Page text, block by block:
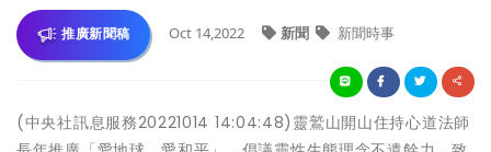
推廣新聞稿 Oct 14,2022 新聞 新聞時事
(中央社訊息服務20221014 14:04:48)靈鷲山開山住持心道法師